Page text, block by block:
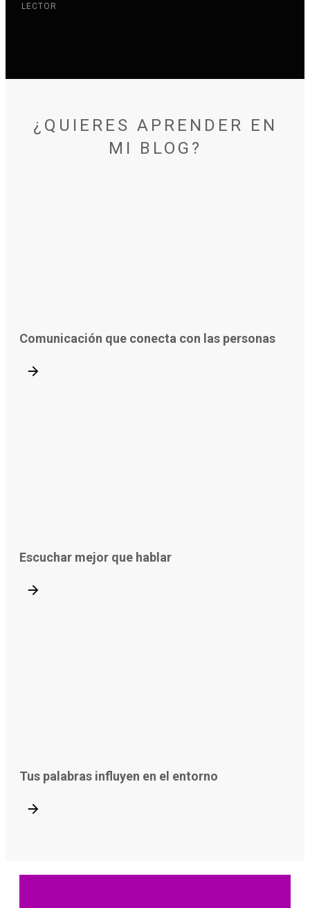
LECTOR
¿QUIERES APRENDER EN
MI BLOG?
Comunicación que conecta con las personas
Escuchar mejor que hablar
Tus palabras influyen en el entorno